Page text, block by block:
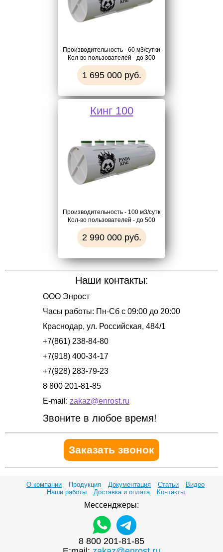
Производительность - 60 м3/сутки
Кол-во пользователей - до 300
1 695 000 руб.
Кинг 100
Производительность - 100 м3/сутк
Кол-во пользователей - до 500
2 990 000 руб.
Наши контакты:
ООО Энрост
Часы работы: Пн-Сб с 09:00 до 20:00
Краснодар, ул. Российская, 484/1
+7(861) 238-84-80
+7(918) 400-34-17
+7(928) 283-79-23
8 800 201-81-85
E-mail: zakaz@enrost.ru
Звоните в любое время!
Заказать звонок
О компании Продукция Документация Статьи
Видео
Наши работы
Доставка и оплата Контакты
Мессенджеры:
8 800 201-81-85